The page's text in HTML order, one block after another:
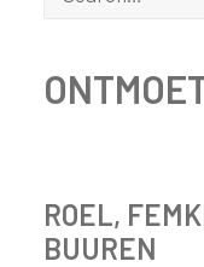
ROEL,
BUUREN